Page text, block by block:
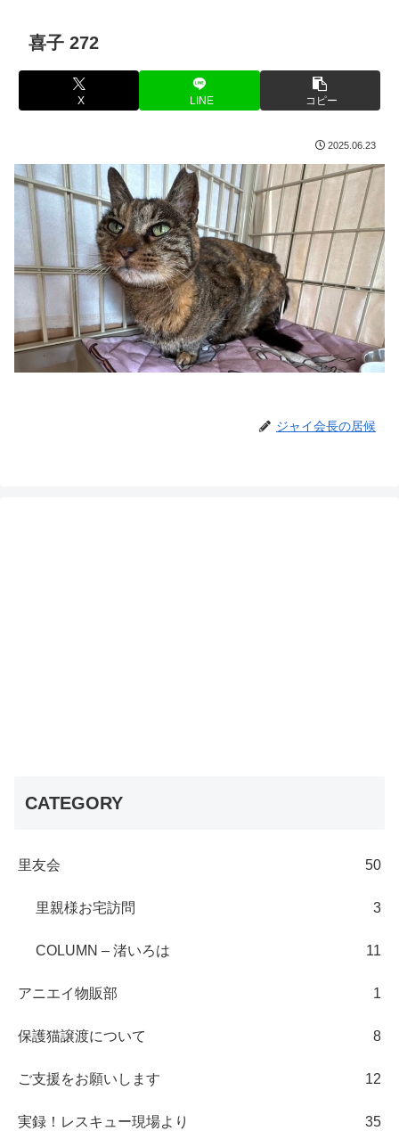
喜子 272
X LINE コピー
2025.06.23
ジャイ会長の居候
CATEGORY
里友会 50
里親様お宅訪問 3
COLUMN – 渚いろは 11
アニエイ物販部 1
保護猫譲渡について 8
ご支援をお願いします 12
実録！レスキュー現場より 35